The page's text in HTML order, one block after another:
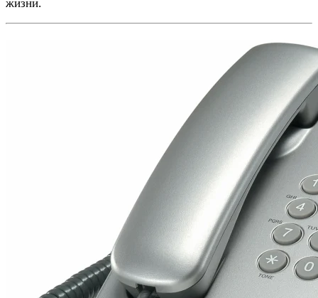
жизни.